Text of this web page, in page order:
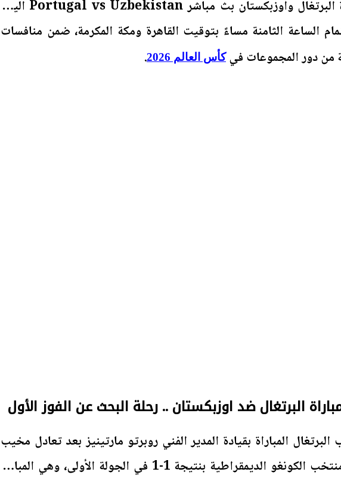
تنطلق مباراة البرتغال وأوزبكستان بث مباشر Portugal vs Uzbekistan اليوم
الساعة الثامنة مساءً بتوقيت القاهرة ومكة المكرمة، ضمن منافسات
من دور المجموعات فيكأس العالم 2026 .
البرتغال ضد اوزبكستان .. رحلة البحث عن الفوز الأول
المباراة بقيادة المدير الفني روبرتو مارتينيز بعد تعادل مخيب
للآمال أمام منتخب الكونغو الديمقراطية بنتيجة 1-1 في الجولة الأولى، وهي المباراة